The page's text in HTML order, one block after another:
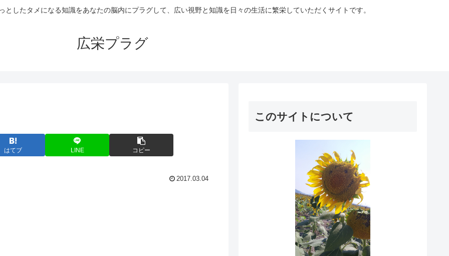
したタメになる知識をあなたの脳内にプラグして、広い視野と知識を日々の生活に繁栄していただくサイトです。
広栄プラグ
はてブ LINE コピー
2017.03.04
このサイトについて